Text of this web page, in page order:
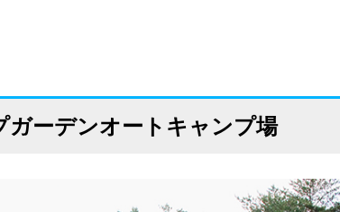
ガーデンオートキャンプ場